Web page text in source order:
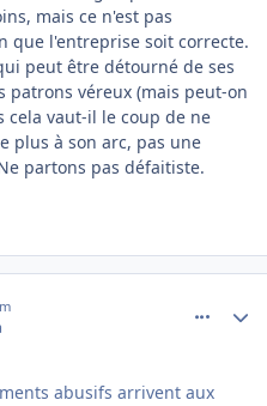
mais ce n'est pas
que l'entreprise soit correcte.
peut être détourné de ses
véreux (mais peut-on
cela vaut-il le coup de ne
plus à son arc, pas une
partons pas défaitiste.
abusifs arrivent aux